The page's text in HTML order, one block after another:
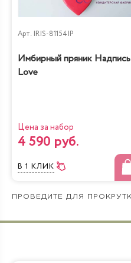
Арт. IRIS-81154IP
Имбирный пряник Надпись
Love
Цена за набор
4 590 руб.
В 1 КЛИК